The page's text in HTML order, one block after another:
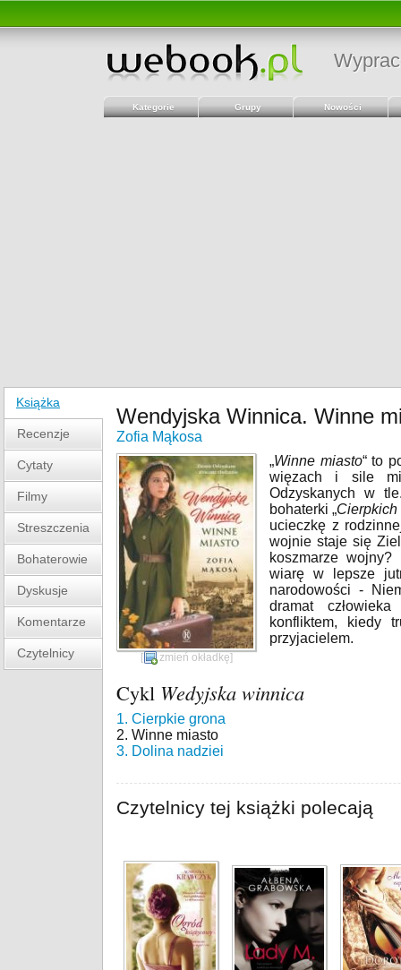
Kategorie Grupy Nowości
Książka
Recenzje
Cytaty
Filmy
Streszczenia
Bohaterowie
Dyskusje
Komentarze
Czytelnicy
Wendyjska Winnica. Winne
Zofia Mąkosa
[ zmień okładkę]
„Winne miasto“ to
więzach i sile
Odzyskanych w
bohaterki „Cierpkich
ucieczkę z
wojnie staje się
koszmarze
wiarę w lepsze
narodowości -
dramat
konfliktem, kiedy
przyjacielem.
Cykl Wedyjska winnica
1. Cierpkie grona
2. Winne miasto
3. Dolina nadziei
Czytelnicy tej książki polecają